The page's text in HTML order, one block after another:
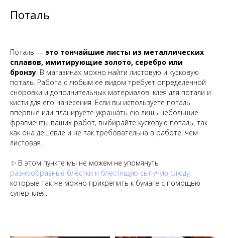
Поталь
Поталь — это тончайшие листы из металлических
сплавов, имитирующие золото, серебро или
бронзу. В магазинах можно найти листовую и кусковую
поталь. Работа с любым её видом требует определённой
сноровки и дополнительных материалов: клея для потали и
кисти для его нанесения. Если вы используете поталь
впервые или планируете украшать ею лишь небольшие
фрагменты ваших работ, выбирайте кусковую поталь, так
как она дешевле и не так требовательна в работе, чем
листовая.
✨ В этом пункте мы не можем не упомянуть
разнообразные блёстки и блестящую сыпучую слюду,
которые так же можно прикрепить к бумаге с помощью
супер-клея.